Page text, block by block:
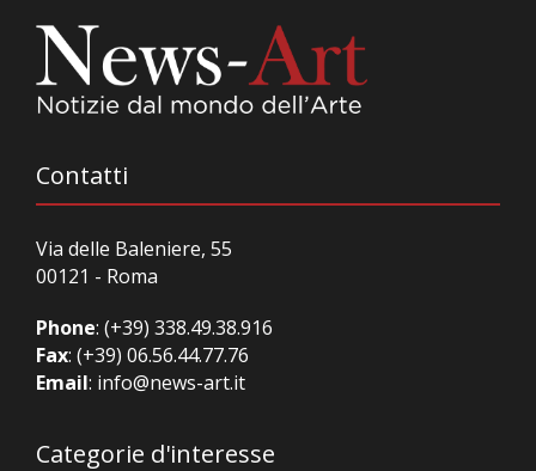
Contatti
Via delle Baleniere, 55
00121 - Roma
Phone: (+39) 338.49.38.916
Fax: (+39) 06.56.44.77.76
Email: info@news-art.it
Categorie d'interesse